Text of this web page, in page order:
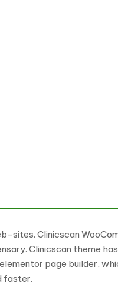
Theme số lượng
sites. Clinicscan
Clinicscan theme
page builder,
faster.